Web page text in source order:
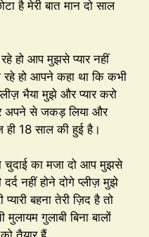
है मेरी बात मान दो साल
हो आप मुझसे प्यार नहीं
हो आपने कहा था कि कभी
भैया मुझे और प्यार करो
अपने से जकड़ लिया और
18 साल की हुई है।
चुदाई का मजा दो आप मुझसे
नहीं होने दोगे प्लीज़ मुझे
बहना तेरी ज़िद है तो
गुलाबी बिना बालों